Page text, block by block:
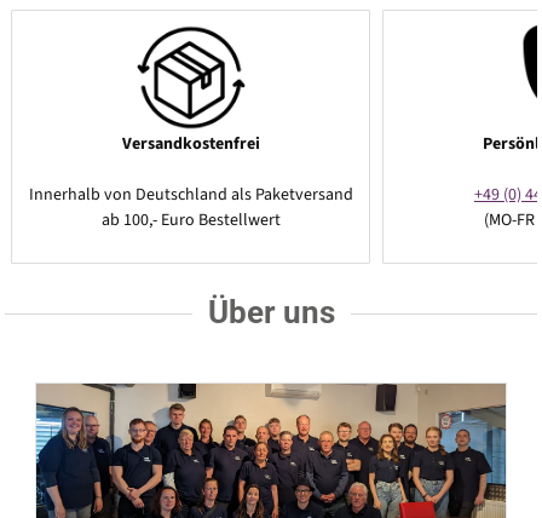
Versandkostenfrei
Innerhalb von Deutschland als Paketversand
ab 100,- Euro Bestellwert
+49 (0)
(MO-
Über uns